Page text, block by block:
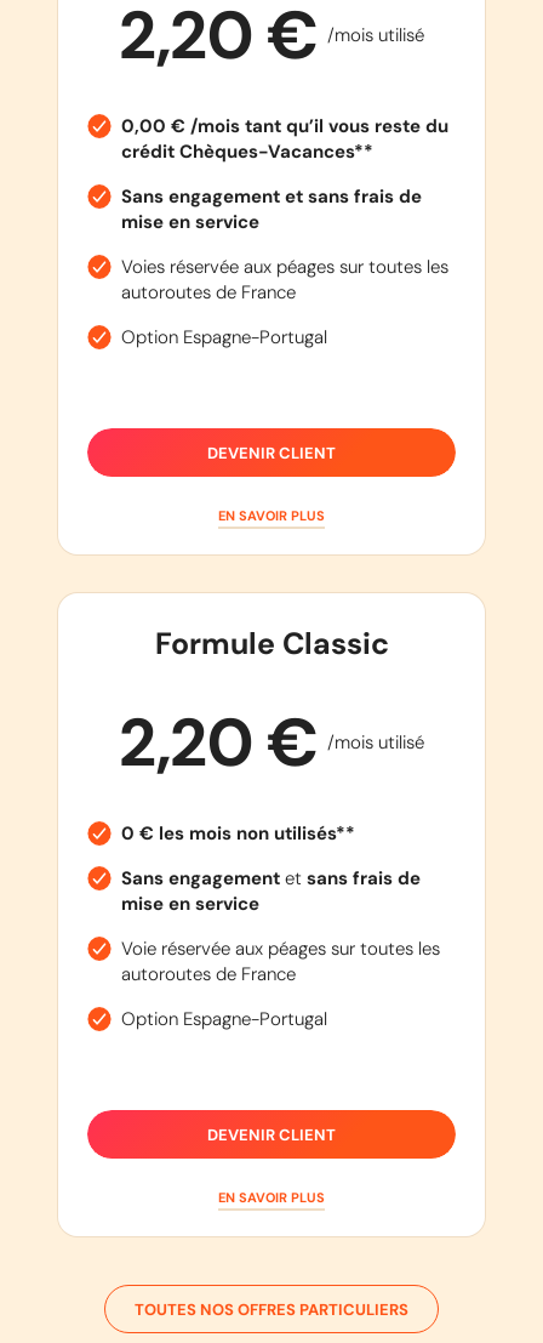
2,20 € /mois utilisé
0,00 € /mois tant qu’il vous reste du
crédit Chèques-Vacances**
Sans engagement et sans frais de
mise en service
Voies réservée aux péages sur toutes les
autoroutes de France
Option Espagne-Portugal
DEVENIR CLIENT
EN SAVOIR PLUS
Formule Classic
2,20 € /mois utilisé
0 € les mois non utilisés**
Sans engagementet sans frais de
mise en service
Voie réservée aux péages sur toutes les
autoroutes de France
Option Espagne-Portugal
DEVENIR CLIENT
EN SAVOIR PLUS
TOUTES NOS OFFRES PARTICULIERS